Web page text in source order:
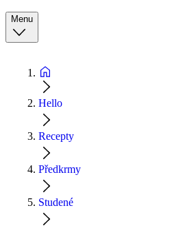
Menu
Hello
Recepty
Předkrmy
Studené